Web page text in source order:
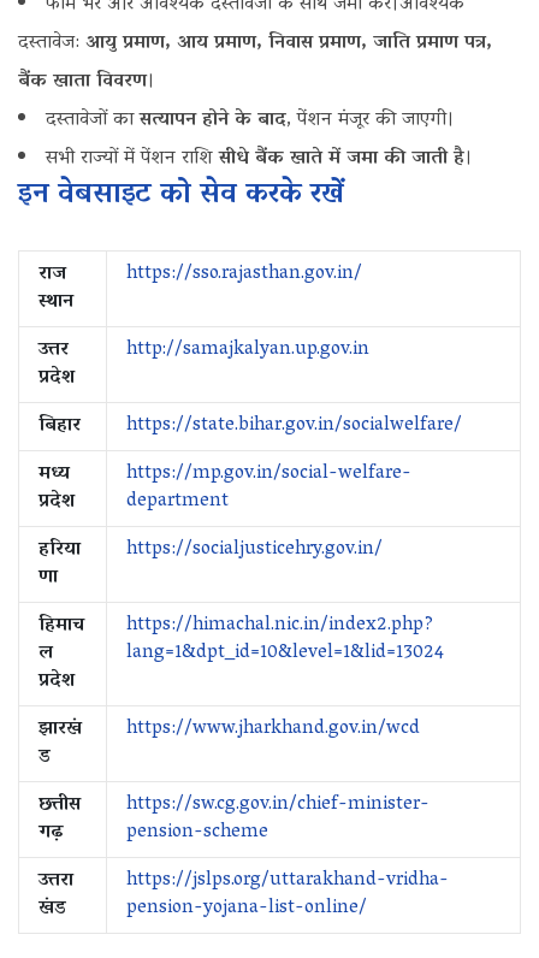
दस्तावेज: आयु प्रमाण, आय प्रमाण, निवास प्रमाण, जाति प्रमाण पत्र,
बैंक खाता विवरण।
दस्तावेजों कासत्यापन होने के बाद, पेंशन मंजूर की जाएगी।
सभी राज्यों में पेंशन राशिसीधे बैंक खाते में जमा की जाती है।
इन‌ वेबसाइट को सेव करके रखें
राज
स्थान
https://sso.rajasthan.gov.in/
उत्तर
प्रदेश
http://samajkalyan.up.gov.in
बिहार
https://state.bihar.gov.in/socialwelfare/
मध्य
प्रदेश
https://mp.gov.in/social-welfare-
department
हरिया
णा
https://socialjusticehry.gov.in/
हिमाच
ल
प्रदेश
https://himachal.nic.in/index2.php?
lang=1&dpt_id=10&level=1&lid=13024
झारखं
ड
https://www.jharkhand.gov.in/wcd
छत्तीस
गढ़
https://sw.cg.gov.in/chief-minister-
pension-scheme
उत्तरा
खंड
https://jslps.org/uttarakhand-vridha-
pension-yojana-list-online/